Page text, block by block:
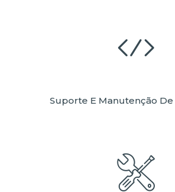
Suporte E Manutenção De